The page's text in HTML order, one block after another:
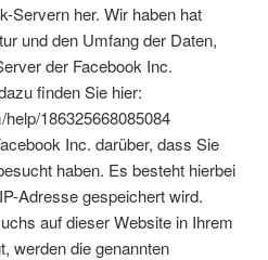
Servern her. Wir haben hat
und den Umfang der Daten,
der Facebook Inc.
finden Sie hier:
186325668085084
Inc. darüber, dass Sie
haben. Es besteht hierbei
Adresse gespeichert wird.
auf dieser Website in Ihrem
werden die genannten